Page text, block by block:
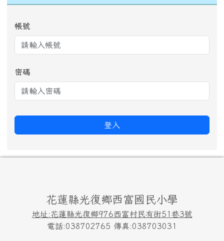
帳號
密碼
登入
頁尾區域內容
花蓮縣光復鄉西富國民小學
地址:花蓮縣光復鄉976西富村民有街51巷3號
電話:038702765 傳真:038703031